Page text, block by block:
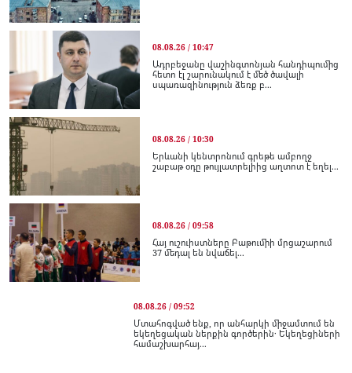
08.08.26 / 10:47
Ադրբեջանը վաշինգտոնյան հանդիպումից
հետո էլ շարունակում է մեծ ծավալի
սպառազինություն ձեռք բ...
08.08.26 / 10:30
Երևանի կենտրոնում գրեթե ամբողջ
շաբաթ օդը թույլատրելիից աղտոտ է եղել...
08.08.26 / 09:58
Հայ ուշուիստները Բաթումիի մրցաշարում
37 մեդալ են նվաճել...
08.08.26 / 09:52
Մտահոգված ենք, որ անհարկի միջամտում են
եկեղեցական ներքին գործերին․ Եկեղեցիների
համաշխարհայ...